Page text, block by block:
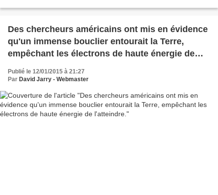
Des chercheurs américains ont mis en évidence
qu'un immense bouclier entourait la Terre,
empêchant les électrons de haute énergie de
Publié le 12/01/2015 à 21:27
Par David Jarry - Webmaster